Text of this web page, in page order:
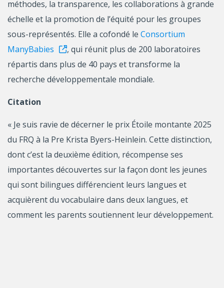
méthodes, la transparence, les collaborations à grande
échelle et la promotion de l’équité pour les groupes
sous-représentés. Elle a cofondé le Consortium
ManyBabies
, qui réunit plus de 200 laboratoires
répartis dans plus de 40 pays et transforme la
recherche développementale mondiale.
Citation
« Je suis ravie de décerner le prix Étoile montante 2025
du FRQ à la Pre Krista Byers-Heinlein. Cette distinction,
dont c’est la deuxième édition, récompense ses
importantes découvertes sur la façon dont les jeunes
qui sont bilingues différencient leurs langues et
acquièrent du vocabulaire dans deux langues, et
comment les parents soutiennent leur développement.